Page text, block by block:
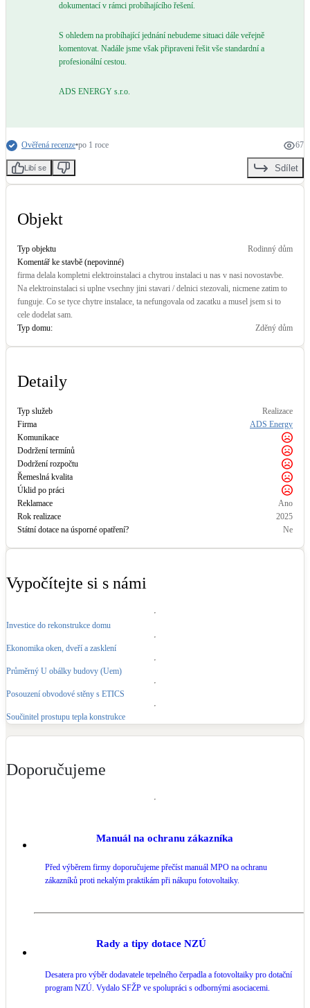
LED osvětlení
Retence deštové vody
Malé i velké turbíny
Objekt
Typ objektu
Rodinný dům
Komentář ke stavbě (nepovinné)
firma delala kompletni elektroinstalaci a chytrou instalaci u nas v nasi novostavbe.
Na elektroinstalaci si uplne vsechny jini stavari / delnici stezovali, nicmene zatim to
funguje. Co se tyce chytre instalace, ta nefungovala od zacatku a musel jsem si to
cele dodelat sam.
Typ domu:
Zděný dům
Detaily
Typ služeb
Realizace
Firma
ADS Energy
Komunikace
Dodržení termínů
Dodržení rozpočtu
Řemeslná kvalita
Úklid po práci
Reklamace
Ano
Rok realizace
2025
Státní dotace na úsporné opatření?
Ne
dokumentací v rámci probíhajícího řešení.
S ohledem na probíhající jednání nebudeme situaci dále veřejně
komentovat. Nadále jsme však připraveni řešit vše standardní a
profesionální cestou.
ADS ENERGY s.r.o.
Ověřená recenze•po 1 roce 67
Libí se Sdílet
Vypočítejte si s námi
Investice do rekonstrukce domu
Ekonomika oken, dveří a zasklení
Průměrný U obálky budovy (Uem)
Posouzení obvodové stěny s ETICS
Součinitel prostupu tepla konstrukce
Doporučujeme
Manuál na ochranu zákazníka
Před výběrem firmy doporučujeme přečíst manuál MPO na ochranu
zákazníků proti nekalým praktikám při nákupu fotovoltaiky.
Rady a tipy dotace NZÚ
Desatera pro výběr dodavatele tepelného čerpadla a fotovoltaiky pro dotační
program NZÚ. Vydalo SFŽP ve spolupráci s odbornými asociacemi.